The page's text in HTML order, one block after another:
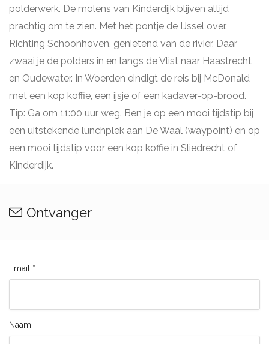
polderwerk. De molens van Kinderdijk blijven altijd
prachtig om te zien. Met het pontje de IJssel over.
Richting Schoonhoven, genietend van de rivier. Daar
zwaai je de polders in en langs de Vlist naar Haastrecht
en Oudewater. In Woerden eindigt de reis bij McDonald
met een kop koffie, een ijsje of een kadaver-op-brood.
Tip: Ga om 11:00 uur weg. Ben je op een mooi tijdstip bij
een uitstekende lunchplek aan De Waal (waypoint) en op
een mooi tijdstip voor een kop koffie in Sliedrecht of
Kinderdijk.
Ontvanger
Email *:
Naam: